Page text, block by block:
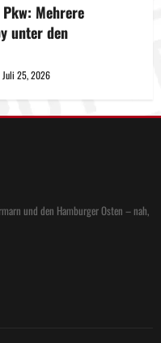
Mehrere
unter den
Juli 25, 2026
und den Hamburger Osten – nah,